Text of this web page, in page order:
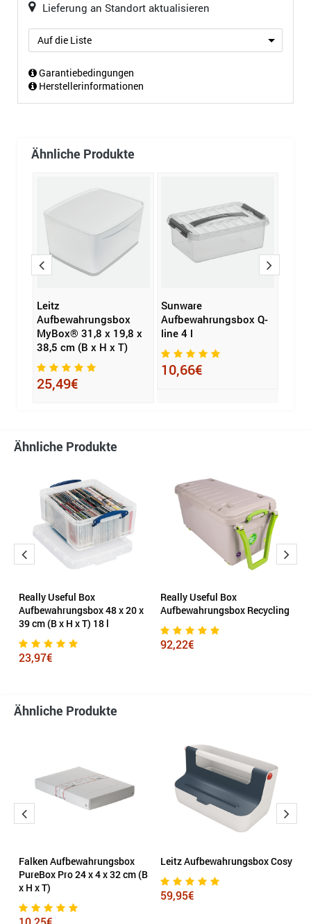
Lieferung an Standort aktualisieren
Auf die Liste
Garantiebedingungen
Herstellerinformationen
Ähnliche Produkte
Leitz
Aufbewahrungsbox
MyBox® 31,8 x 19,8 x
38,5 cm (B x H x T)
25,49€
Sunware
Aufbewahrungsbox Q-
line 4 l
10,66€
Ähnliche Produkte
Really Useful Box
Aufbewahrungsbox 48 x 20 x
39 cm (B x H x T) 18 l
23,97€
Really Useful Box
Aufbewahrungsbox Recycling
92,22€
Ähnliche Produkte
Falken Aufbewahrungsbox
PureBox Pro 24 x 4 x 32 cm (B
x H x T)
Leitz Aufbewahrungsbox Cosy
59,95€